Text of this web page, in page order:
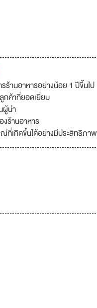
านอาหารอย่างน้อย 1 ปีขึ้นไป
กค้าที่ยอดเยี่ยม
ผู้นำ
งร้านอาหาร
ที่เกิดขึ้นได้อย่างมีประสิทธิภาพ